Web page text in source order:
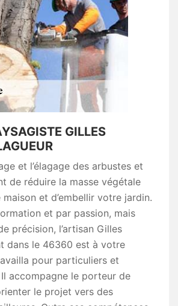
GILLES
et l’élagage des arbustes et
de réduire la masse végétale
et d’embellir votre jardin.
et par passion, mais
précision, l’artisan Gilles
dans le 46360 est à votre
pour particuliers et
accompagne le porteur de
le projet vers des